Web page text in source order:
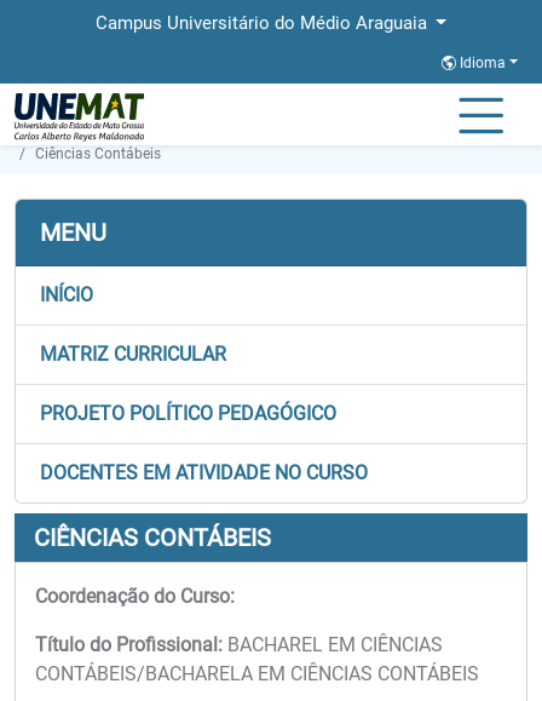
Campus Universitário do Médio Araguaia
Idioma
Página Inicial
Ciências Contábeis
MENU
INÍCIO
MATRIZ CURRICULAR
PROJETO POLÍTICO PEDAGÓGICO
DOCENTES EM ATIVIDADE NO CURSO
CIÊNCIAS CONTÁBEIS
Coordenação do Curso:
Título do Profissional: BACHAREL EM CIÊNCIAS
CONTÁBEIS/BACHARELA EM CIÊNCIAS CONTÁBEIS